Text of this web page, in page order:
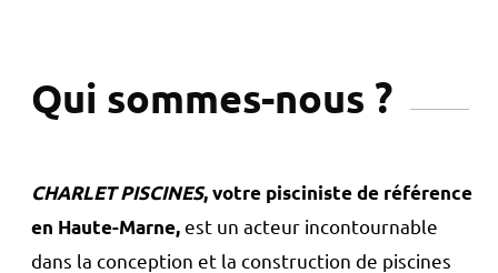
Qui sommes-nous ?
CHARLET PISCINES, votre pisciniste de référence
en Haute-Marne,est un acteur incontournable
dans la conception et la construction de piscines